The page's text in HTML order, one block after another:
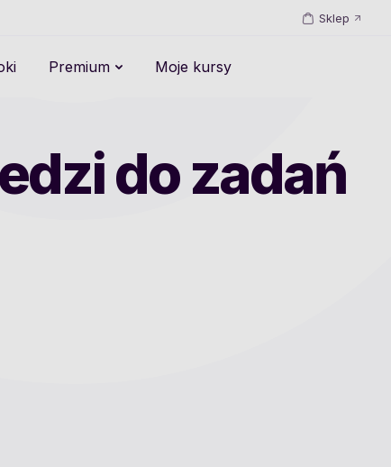
Sklep
Premium Moje kursy
do zadań